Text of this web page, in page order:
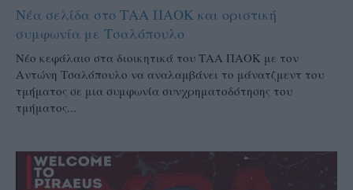
Νέα σελίδα στο ΤΑΑ ΠΑΟΚ και οριστική
συμφωνία με Τσαλόπουλο
Νέο κεφάλαιο στα διοικητικά του ΤΑΑ ΠΑΟΚ με τον
Αντώνη Τσαλόπουλο να αναλαμβάνει το μάνατζμεντ του
τμήματος σε μια συμφωνία συνχρηματοδότησης του
τμήματος...